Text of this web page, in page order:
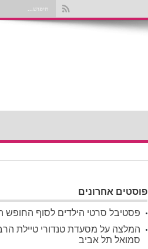
פוסטים אחרונים
פסטיבל סרטי הילדים לסוף החופש
המלצה על מסעדת טנדורי טיילת
סמואל תל אביב